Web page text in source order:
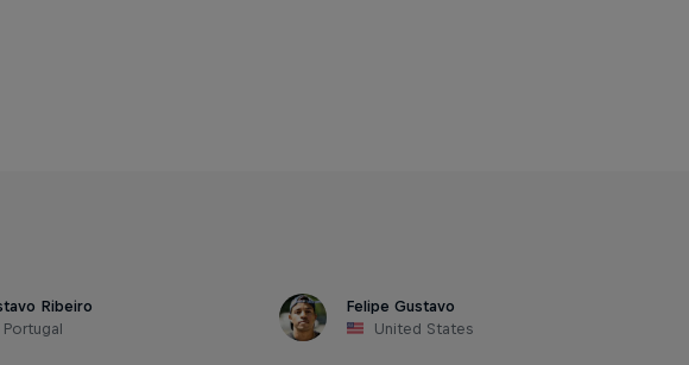
Ribeiro
Portugal
Felipe Gustavo
United States